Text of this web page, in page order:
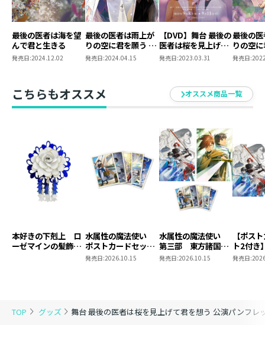
TOP グッズ 舞台 最後の医者は桜を見上げて君を想う 公演パンフ
最後の医者は海を望
んで君と生きる
発売日:2024.12.02
最後の医者は雨上が
りの空に君を願う 第
4巻
発売日:2024.04.15
【DVD】舞台 最後の
医者は桜を見上げて
君を想う
発売日:2023.03.31
最後の
りの空
3巻
発売日:
こちらもオススメ オススメ商品一覧
本好きの下剋上 ロ
ーゼマインの髪飾り
水属性の魔法使い
ポストカードセット
2
発売日:2026.10.15
水属性の魔法使い
第三部 東方諸国編
8 同時発売まとめ
発売日:2026.10.15
【ポス
ト2付き
魔法使
発売日: